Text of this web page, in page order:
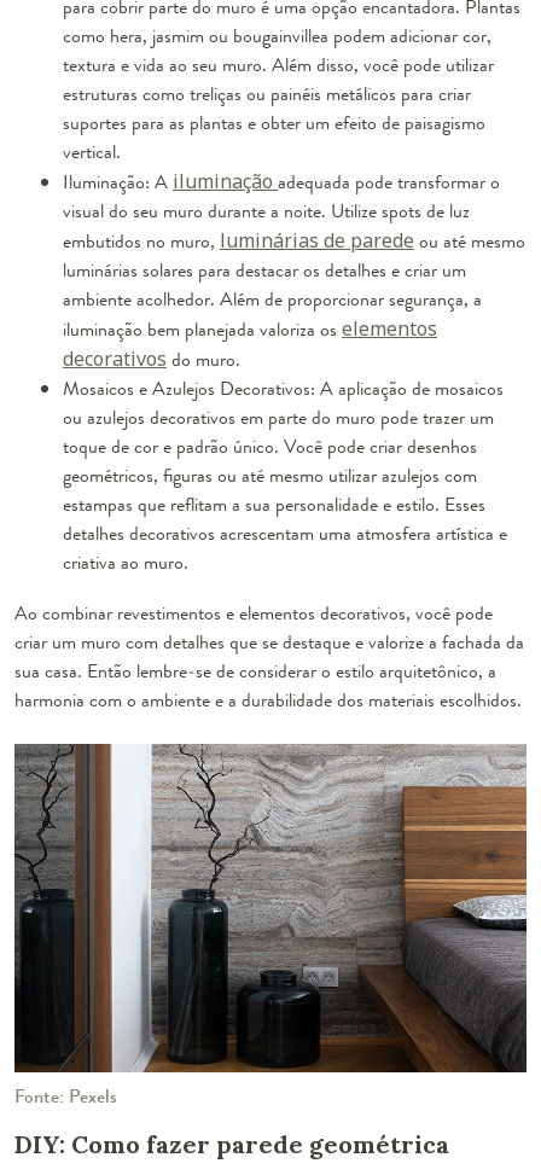
para cobrir parte do muro é uma opção encantadora. Plantas
como hera, jasmim ou bougainvillea podem adicionar cor,
textura e vida ao seu muro. Além disso, você pode utilizar
estruturas como treliças ou painéis metálicos para criar
suportes para as plantas e obter um efeito de paisagismo
vertical.
Iluminação: A iluminação adequada pode transformar o
visual do seu muro durante a noite. Utilize spots de luz
embutidos no muro, luminárias de parede ou até mesmo
luminárias solares para destacar os detalhes e criar um
ambiente acolhedor. Além de proporcionar segurança, a
iluminação bem planejada valoriza os elementos
decorativos do muro.
Mosaicos e Azulejos Decorativos: A aplicação de mosaicos
ou azulejos decorativos em parte do muro pode trazer um
toque de cor e padrão único. Você pode criar desenhos
geométricos, figuras ou até mesmo utilizar azulejos com
estampas que reflitam a sua personalidade e estilo. Esses
detalhes decorativos acrescentam uma atmosfera artística e
criativa ao muro.
Ao combinar revestimentos e elementos decorativos, você pode
criar um muro com detalhes que se destaque e valorize a fachada da
sua casa. Então lembre-se de considerar o estilo arquitetônico, a
harmonia com o ambiente e a durabilidade dos materiais escolhidos.
Fonte: Pexels
DIY: Como fazer parede geométrica